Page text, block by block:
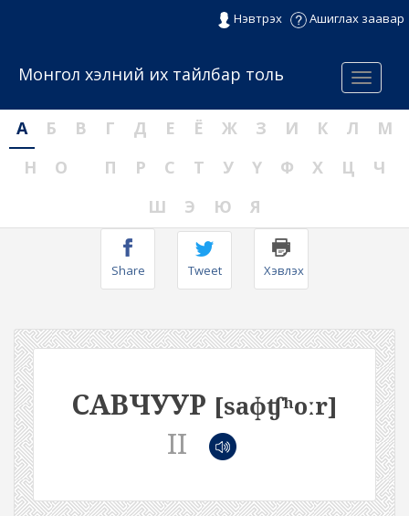
Нэвтрэх Ашиглах заавар
Menu
Монгол хэлний их тайлбар толь
А Б В Г Д Е Ё Ж З И К Л
М
Н
О П Р С Т У Ү Ф Х Ц
Ч
Ш
Э Ю Я
Share Tweet Хэвлэх
САВЧУУР [saɸʧʰoːr]
II